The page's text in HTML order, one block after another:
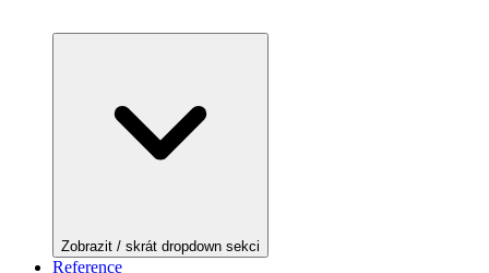
Zobrazit / skrát dropdown sekci
Reference